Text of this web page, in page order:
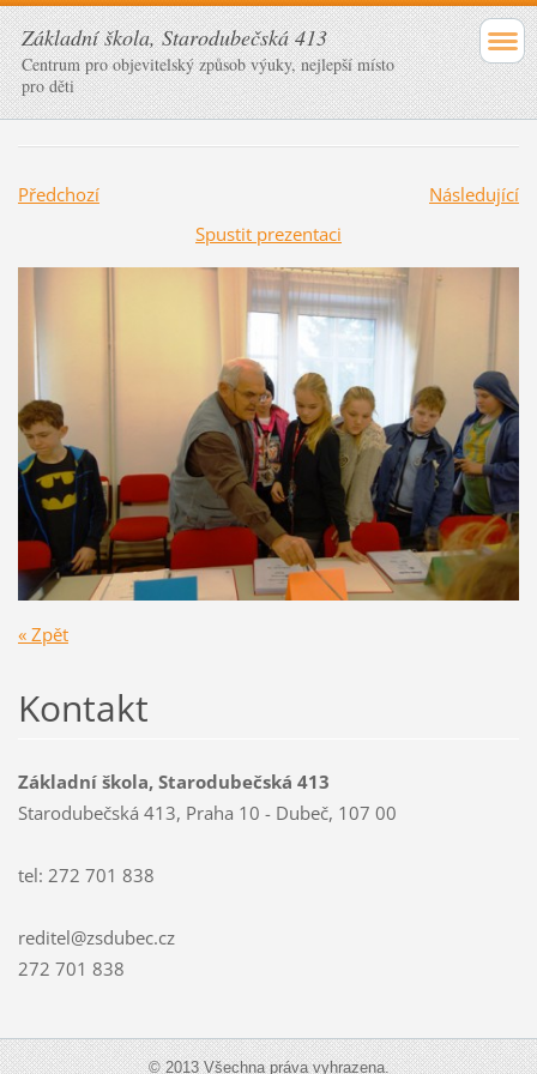
Základní škola, Starodubečská 413
Centrum pro objevitelský způsob výuky, nejlepší místo
pro děti
Předchozí
Následující
Spustit prezentaci
« Zpět
Kontakt
Základní škola, Starodubečská 413
Starodubečská 413, Praha 10 - Dubeč, 107 00
tel: 272 701 838
reditel@zsdubec.cz
272 701 838
© 2013 Všechna práva vyhrazena.